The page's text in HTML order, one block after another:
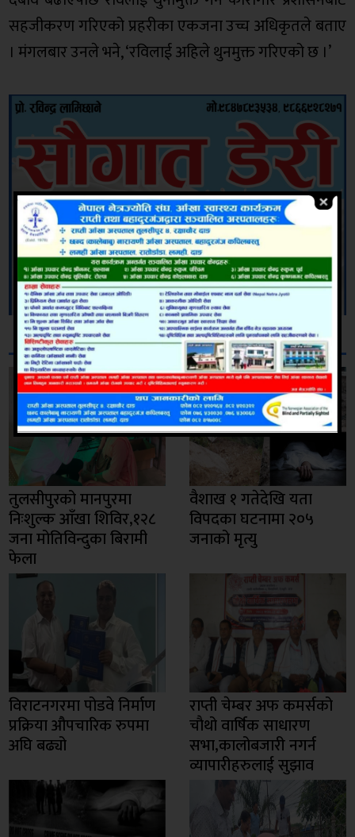
सहजीकरण गरिएको प्रहरीका एकजना उच्च अधिकृतले बताए
। मंगलबार उनले भने, ‘रविलाई अहिले थुनमुक्त गरिएको छ ।’
सम्बन्धित
तुलसीपुरको मानपुरमा
निःशुल्क आँखा शिविर,१२८
जना मोतिविन्दुका बिरामी
फेला
वैशाख १ गतेदेखि यता
विपदका घटनामा २०५
जनाको मृत्यु
विराटनगरमा पोडवे निर्माण
प्रक्रिया औपचारिक रुपमा
अघि बढ्यो
राप्ती चेम्बर अफ कमर्सको
चाैथो वार्षिक साधारण
सभा,कालोबजारी नगर्न
व्यापारीहरुलाई सुझाव